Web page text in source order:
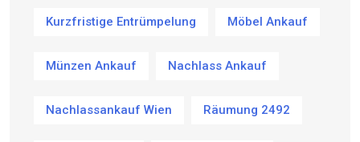
Kurzfristige Entrümpelung Möbel Ankauf
Münzen Ankauf Nachlass Ankauf
Nachlassankauf Wien Räumung 2492